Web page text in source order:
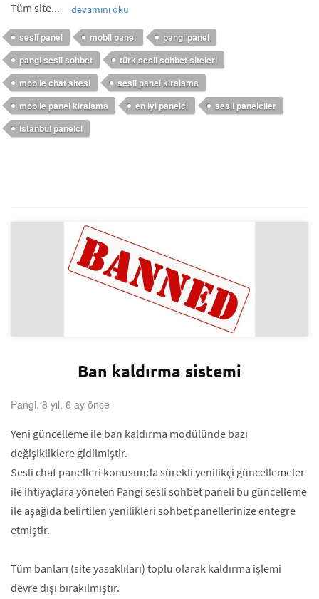
Tüm site... devamını oku
sesli panel mobil panel
pangi panel
pangi sesli sohbet
türk sesli sohbet siteleri
mobile chat sitesi
sesli panel kiralama
mobile panel kiralama
en iyi panelci
sesli panelciler
istanbul panelci
Ban kaldırma sistemi
Pangi, 8 yıl, 6 ay önce
Yeni güncelleme ile ban kaldırma modülünde bazı
değişikliklere gidilmiştir.
Sesli chat panelleri konusunda sürekli yenilikçi güncellemeler
ile ihtiyaçlara yönelen Pangi sesli sohbet paneli bu güncelleme
ile aşağıda belirtilen yenilikleri sohbet panellerinize entegre
etmiştir.
Tüm banları (site yasaklıları) toplu olarak kaldırma işlemi
devre dışı bırakılmıştır.